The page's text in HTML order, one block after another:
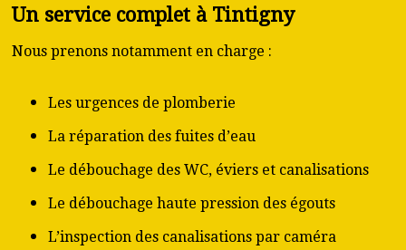
Un service complet à Tintigny
Nous prenons notamment en charge :
Les urgences de plomberie
La réparation des fuites d’eau
Le débouchage des WC, éviers et canalisations
Le débouchage haute pression des égouts
L’inspection des canalisations par caméra